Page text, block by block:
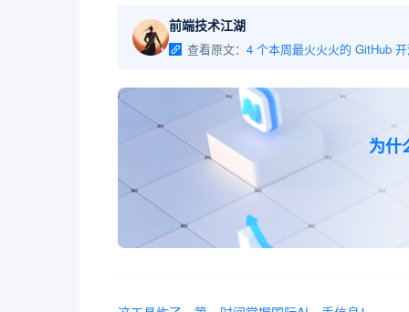
前端技术江湖
查看原文： 4 个本周最火火火的 GitHub
为什